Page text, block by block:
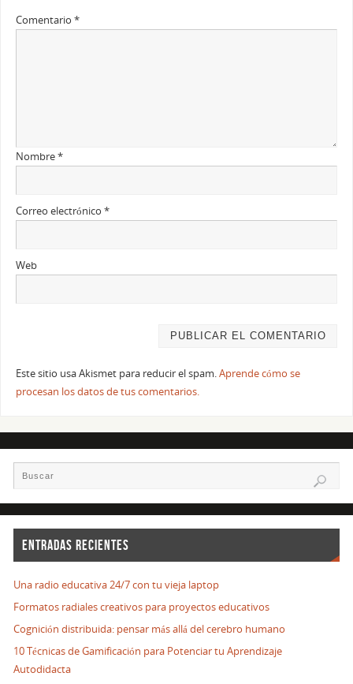
Comentario *
Nombre*
Correo electrónico *
Web
Este sitio usa Akismet para reducir el spam.Aprende cómo se
procesan los datos de tus comentarios.
ENTRADAS RECIENTES
Una radio educativa 24/7 con tu vieja laptop
Formatos radiales creativos para proyectos educativos
Cognición distribuida: pensar más allá del cerebro humano
10 Técnicas de Gamificación para Potenciar tu Aprendizaje
Autodidacta